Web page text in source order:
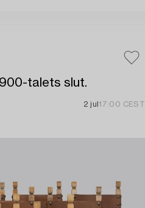
talets slut.
2 jul 17:00 CEST